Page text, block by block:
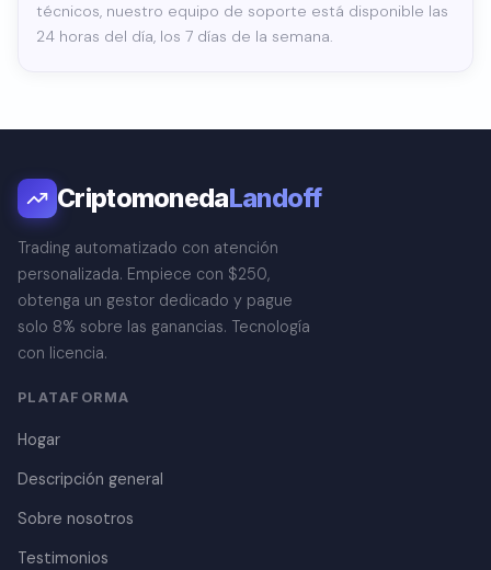
técnicos, nuestro equipo de soporte está disponible las
24 horas del día, los 7 días de la semana.
CriptomonedaLandoff
Trading automatizado con atención
personalizada. Empiece con $250,
obtenga un gestor dedicado y pague
solo 8% sobre las ganancias. Tecnología
con licencia.
PLATAFORMA
Hogar
Descripción general
Sobre nosotros
Testimonios